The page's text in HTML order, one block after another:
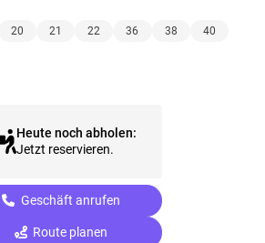
20 21 22 36 38
40
Heute noch abholen:
Jetzt reservieren.
Geschäft anrufen
Route planen